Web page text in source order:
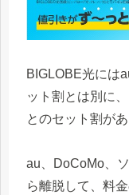
BIGLOBE光には
ット割とは別に
とのセット割があ
au、DoCoMo、
ら離脱して、料